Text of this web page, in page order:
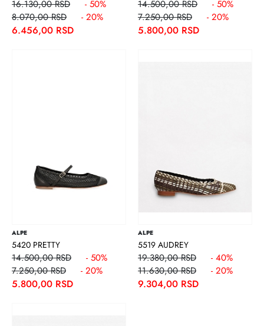
16.130,00 RSD
- 50%
8.070,00 RSD
- 20%
6.456,00 RSD
14.500,00 RSD
- 50%
7.250,00 RSD
- 20%
5.800,00 RSD
ALPE
5420 PRETTY
14.500,00 RSD
- 50%
7.250,00 RSD
- 20%
5.800,00 RSD
ALPE
5519 AUDREY
19.380,00 RSD
- 40%
11.630,00 RSD
- 20%
9.304,00 RSD